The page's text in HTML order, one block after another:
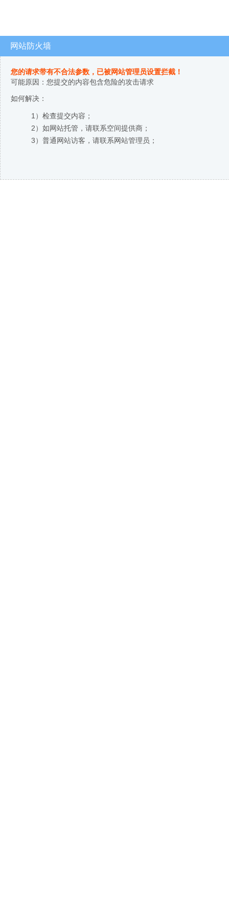
网站防火墙
您的请求带有不合法参数，已被网站管理员设置拦截！
可能原因：您提交的内容包含危险的攻击请求
如何解决：
1）检查提交内容；
2）如网站托管，请联系空间提供商；
3）普通网站访客，请联系网站管理员；